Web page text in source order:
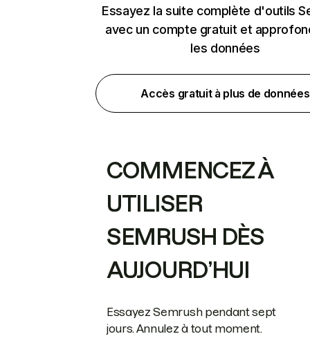
Essayez la suite complète d'outils
avec un compte gratuit et
les données
Accès gratuit à plus de données
COMMENCEZ À
UTILISER
SEMRUSH DÈS
AUJOURD’HUI
Essayez Semrush pendant sept
jours. Annulez à tout moment.